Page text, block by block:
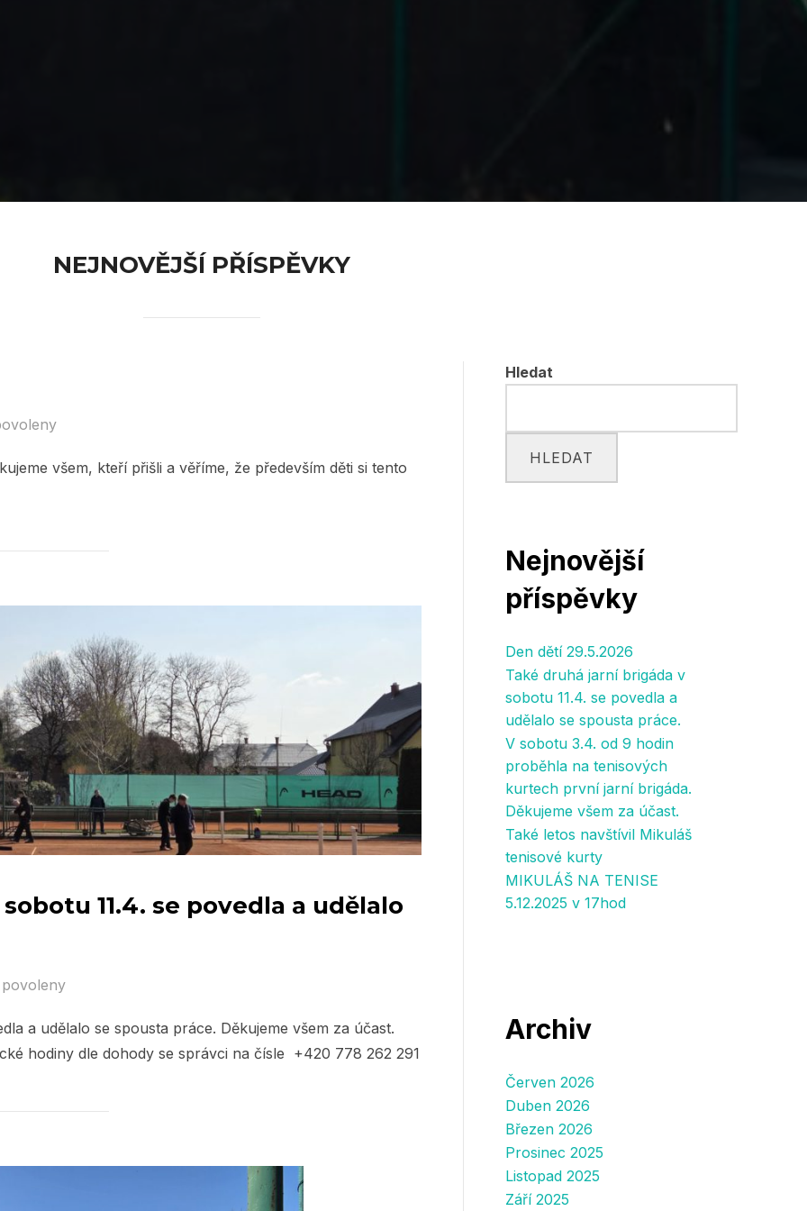
NEJNOVĚJŠÍ PŘÍSPĚVKY
všem, kteří přišli a věříme, že především děti si tento
11.4. se povedla a udělalo
a udělalo se spousta práce. Děkujeme všem za účast.
hodiny dle dohody se správci na čísle +420 778 262 291
Hledat
HLEDAT
Nejnovější
příspěvky
Den dětí 29.5.2026
Také druhá jarní brigáda v
sobotu 11.4. se povedla a
udělalo se spousta práce.
V sobotu 3.4. od 9 hodin
proběhla na tenisových
kurtech první jarní brigáda.
Děkujeme všem za účast.
Také letos navštívil Mikuláš
tenisové kurty
MIKULÁŠ NA TENISE
5.12.2025 v 17hod
Archiv
Červen 2026
Duben 2026
Březen 2026
Prosinec 2025
Listopad 2025
Září 2025